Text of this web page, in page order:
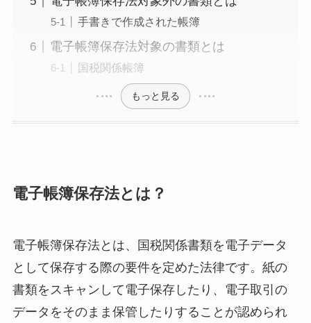
手書きで作成された帳簿
電子帳簿保存法対象の書類とは
国税関係帳簿
もっと見る
電子帳簿保存法とは？
電子帳簿保存法とは、国税関係書類を電子データ
として保存する際の要件を定めた法律です。紙の
書類をスキャンして電子保存したり、電子取引の
データをそのまま保管したりすることが認められ